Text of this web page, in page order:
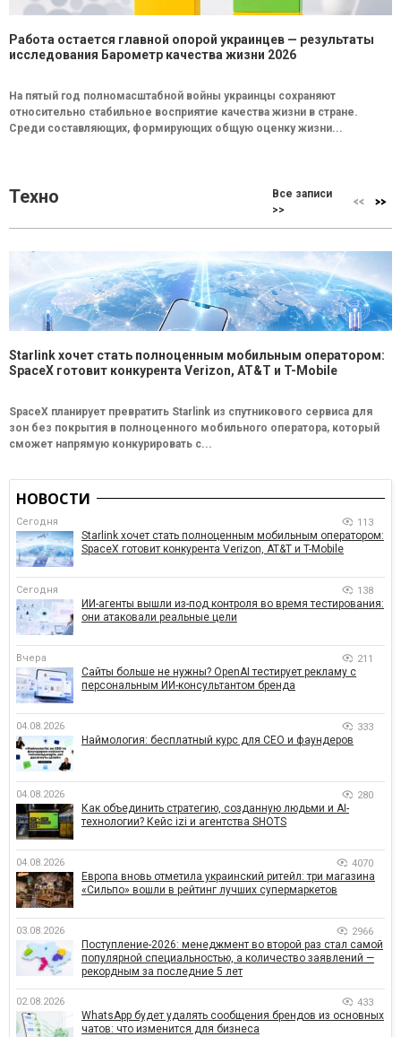
Работа остается главной опорой украинцев — результаты
исследования Барометр качества жизни 2026
На пятый год полномасштабной войны украинцы сохраняют
относительно стабильное восприятие качества жизни в стране.
Среди составляющих, формирующих общую оценку жизни...
Техно
Все записи
>>
Starlink хочет стать полноценным мобильным оператором:
SpaceX готовит конкурента Verizon, AT&T и T-Mobile
SpaceX планирует превратить Starlink из спутникового сервиса для
зон без покрытия в полноценного мобильного оператора, который
сможет напрямую конкурировать с...
НОВОСТИ
Сегодня 113
Starlink хочет стать полноценным мобильным оператором:
SpaceX готовит конкурента Verizon, AT&T и T-Mobile
Сегодня 138
ИИ-агенты вышли из-под контроля во время тестирования:
они атаковали реальные цели
Вчера 211
Сайты больше не нужны? OpenAI тестирует рекламу с
персональным ИИ-консультантом бренда
04.08.2026 333
Наймология: бесплатный курс для CEO и фаундеров
04.08.2026 280
Как объединить стратегию, созданную людьми и AI-
технологии? Кейс izi и агентства SHOTS
04.08.2026 4070
Европа вновь отметила украинский ритейл: три магазина
«Сильпо» вошли в рейтинг лучших супермаркетов
03.08.2026 2966
Поступление-2026: менеджмент во второй раз стал самой
популярной специальностью, а количество заявлений —
рекордным за последние 5 лет
02.08.2026 433
WhatsApp будет удалять сообщения брендов из основных
чатов: что изменится для бизнеса